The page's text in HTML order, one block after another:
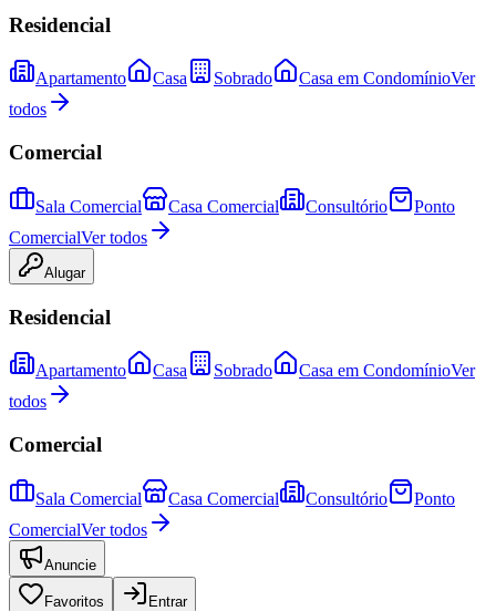
Residencial
Apartamento Casa Sobrado Casa em CondomínioVer
todos
Comercial
Sala Comercial Casa Comercial Consultório
Ponto
ComercialVer todos
Alugar
Residencial
Apartamento Casa Sobrado Casa em CondomínioVer
todos
Comercial
Sala Comercial Casa Comercial Consultório
Ponto
ComercialVer todos
Anuncie
Favoritos Entrar